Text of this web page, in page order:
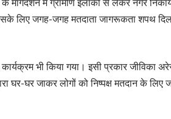
मार्गदर्शन में ग्रामीण इलाकों से लेकर नगर
लिए जगह-जगह मतदाता जागरूकता शपथ
भी किया गया। इसी प्रकार जीविका
घर-घर जाकर लोगों को निष्पक्ष मतदान के लिए